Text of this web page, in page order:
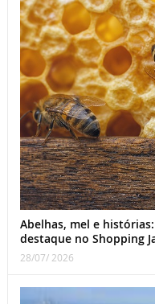
Abelhas, mel e
destaque no Shopping
28/07/ 2026